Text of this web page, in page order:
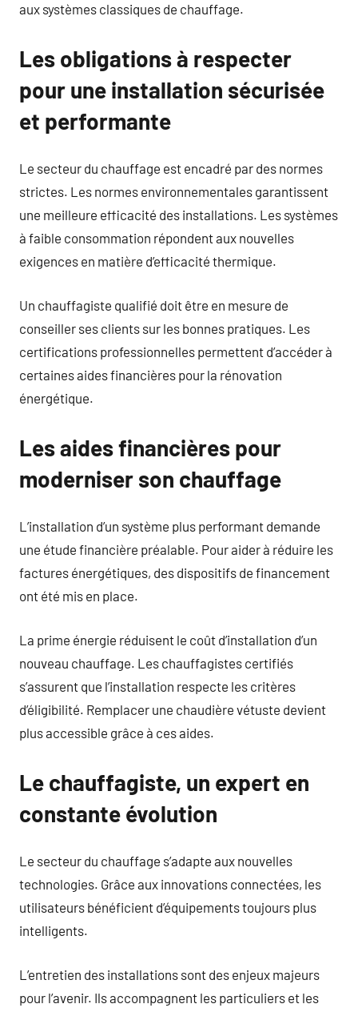
aux systèmes classiques de chauffage.
Les obligations à respecter
pour une installation sécurisée
et performante
Le secteur du chauffage est encadré par des normes
strictes. Les normes environnementales garantissent
une meilleure efficacité des installations. Les systèmes
à faible consommation répondent aux nouvelles
exigences en matière d’efficacité thermique.
Un chauffagiste qualifié doit être en mesure de
conseiller ses clients sur les bonnes pratiques. Les
certifications professionnelles permettent d’accéder à
certaines aides financières pour la rénovation
énergétique.
Les aides financières pour
moderniser son chauffage
L’installation d’un système plus performant demande
une étude financière préalable. Pour aider à réduire les
factures énergétiques, des dispositifs de financement
ont été mis en place.
La prime énergie réduisent le coût d’installation d’un
nouveau chauffage. Les chauffagistes certifiés
s’assurent que l’installation respecte les critères
d’éligibilité. Remplacer une chaudière vétuste devient
plus accessible grâce à ces aides.
Le chauffagiste, un expert en
constante évolution
Le secteur du chauffage s’adapte aux nouvelles
technologies. Grâce aux innovations connectées, les
utilisateurs bénéficient d’équipements toujours plus
intelligents.
L’entretien des installations sont des enjeux majeurs
pour l’avenir. Ils accompagnent les particuliers et les